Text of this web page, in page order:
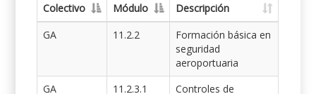
Colectivo Módulo
Descripción
GA
11.2.2
Formación básica en
seguridad
aeroportuaria
GA
11.2.3.1
Controles de